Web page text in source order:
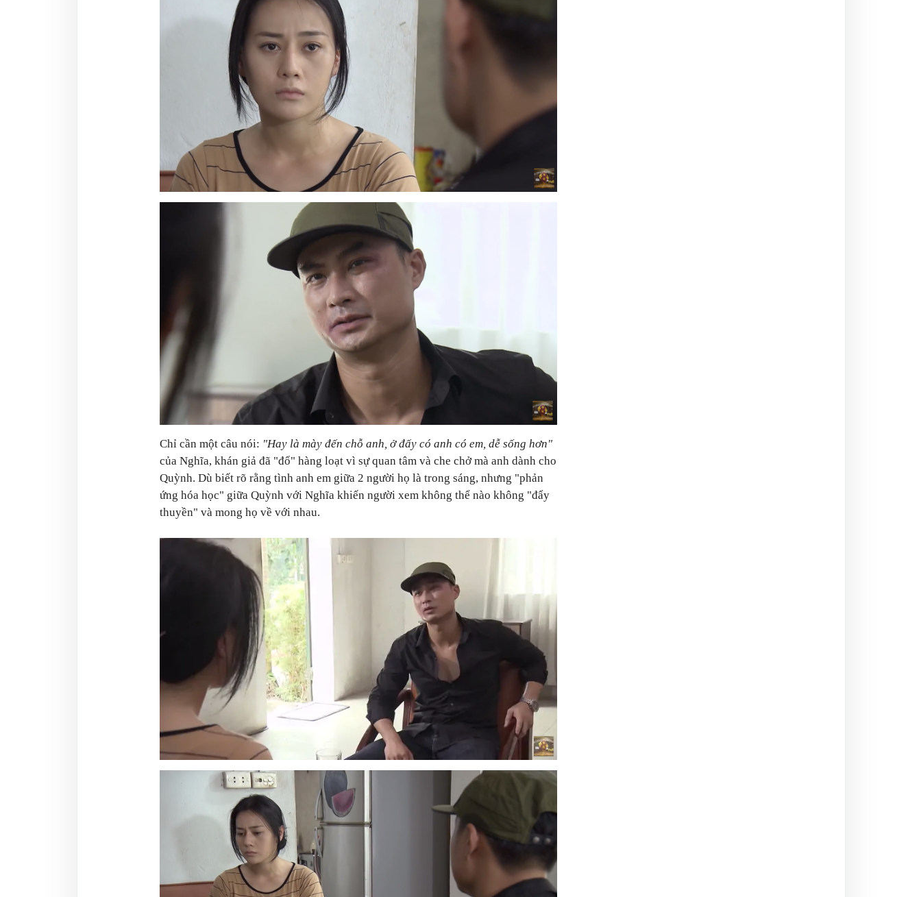
Chỉ cần một câu nói: "Hay là mày đến chỗ anh, ở đấy có anh có em, dễ sống hơn"
của Nghĩa, khán giả đã "đổ" hàng loạt vì sự quan tâm và che chở mà anh dành cho
Quỳnh. Dù biết rõ rằng tình anh em giữa 2 người họ là trong sáng, nhưng "phản
ứng hóa học" giữa Quỳnh với Nghĩa khiến người xem không thể nào không "đẩy
thuyền" và mong họ về với nhau.